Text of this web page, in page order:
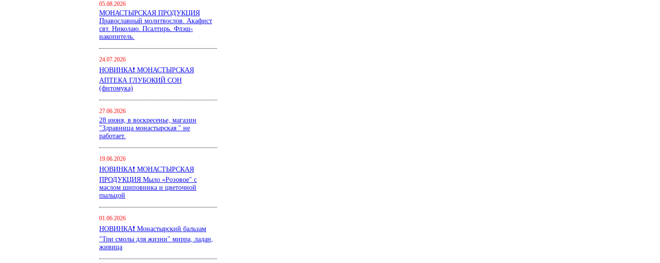
05.08.2026
МОНАСТЫРСКАЯ ПРОДУКЦИЯ
Православный молитвослов. Акафист
свт. Николаю. Псалтирь. Флэш-
накопитель.
24.07.2026
НОВИНКА❗ МОНАСТЫРСКАЯ
АПТЕКА ГЛУБОКИЙ СОН
(фитомука)
27.06.2026
28 июня, в воскресенье, магазин
"Здравница монастырская " не
работает.
19.06.2026
НОВИНКА❗ МОНАСТЫРСКАЯ
ПРОДУКЦИЯ Мыло «Розовое" с
маслом шиповника и цветочной
пыльцой
01.06.2026
НОВИНКА❗ Монастырский бальзам
"Три смолы для жизни" мирра, ладан,
живица